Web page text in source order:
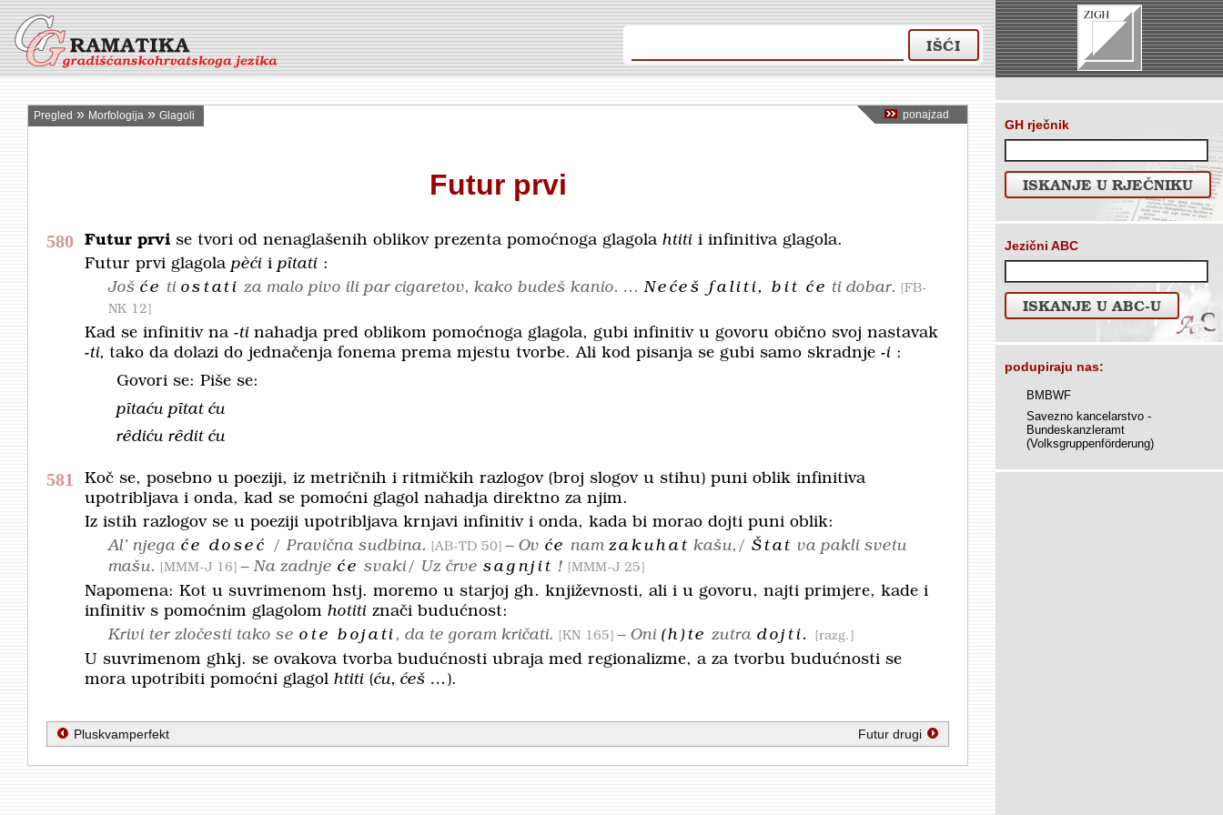
IŠĆI
Pregled » Morfologija » Glagoli ponajzad
Futur prvi
580 Futur prvi se tvori od nenaglašenih oblikov prezenta pomoćnoga glagola htiti i infinitiva glagola.
Futur prvi glagola pèći i pȋtati :
Jošće ti ostati za malo pivo ili par cigaretov, kako budeš kanio. …Nećeš faliti, bit će ti dobar.
FB-
NK 12
Kad se infinitiv na -ti nahadja pred oblikom pomoćnoga glagola, gubi infinitiv u govoru obično svoj nastavak
-ti, tako da dolazi do jednačenja fonema prema mjestu tvorbe. Ali kod pisanja se gubi samo skradnje -i :
Govori se: Piše se:
pȋtaću pȋtat ću
rȇdiću rȇdit ću
581
Koč se, posebno u poeziji, iz metričnih i ritmičkih razlogov (broj slogov u stihu) puni oblik infinitiva
upotribljava i onda, kad se pomoćni glagol nahadja direktno za njim.
Iz istih razlogov se u poeziji upotribljava krnjavi infinitiv i onda, kada bi morao dojti puni oblik:
Al’ njega će doseć / Pravična sudbina. AB-TD 50 – Ov će nam zakuhat kašu,/Štat va pakli svetu
mašu.
MMM-J 16 – Na zadnje će svaki/ Uz črve sagnjit ! MMM-J 25
Napomena: Kot u suvrimenom hstj. moremo u starjoj gh. književnosti, ali i u govoru, najti primjere, kade i
infinitiv s pomoćnim glagolom hotiti znači budućnost:
Krivi ter zločesti tako se ote bojati , da te goram kričati. KN 165 – Oni (h)te zutra dojti. razg.
U suvrimenom ghkj. se ovakova tvorba budućnosti ubraja med regionalizme, a za tvorbu budućnosti se
mora upotribiti pomoćni glagol htiti (ću, ćeš … ).
Pluskvamperfekt Futur drugi
GH rječnik
ISKANJE U RJEČNIKU
Jezični ABC
ISKANJE U ABC-U
podupiraju nas:
BMBWF
Savezno kancelarstvo -
Bundeskanzleramt
(Volksgruppenförderung)